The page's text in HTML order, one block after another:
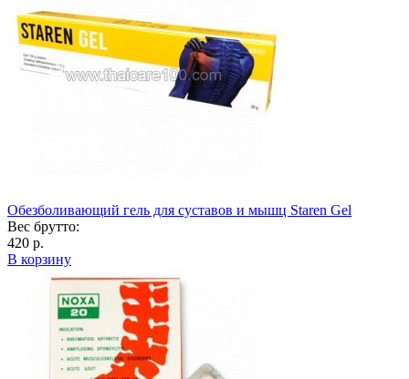
Обезболивающий гель для суставов и мышц Staren Gel
Вес брутто:
420 р.
В корзину